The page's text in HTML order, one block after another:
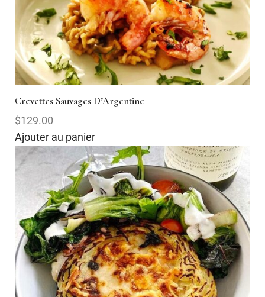
Crevettes Sauvages D’Argentine
$129.00
Ajouter au panier